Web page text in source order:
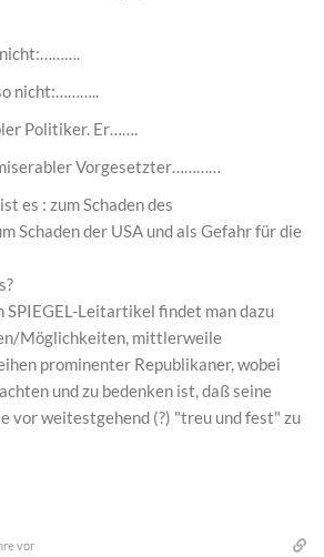
nicht:………..
Politiker. Er…….
Vorgesetzter…………
es : zum Schaden des
Schaden der USA und als Gefahr für die
SPIEGEL-Leitartikel findet man dazu
Möglichkeiten, mittlerweile
prominenter Republikaner, wobei
und zu bedenken ist, daß seine
vor weitestgehend (?) "treu und fest" zu
vor